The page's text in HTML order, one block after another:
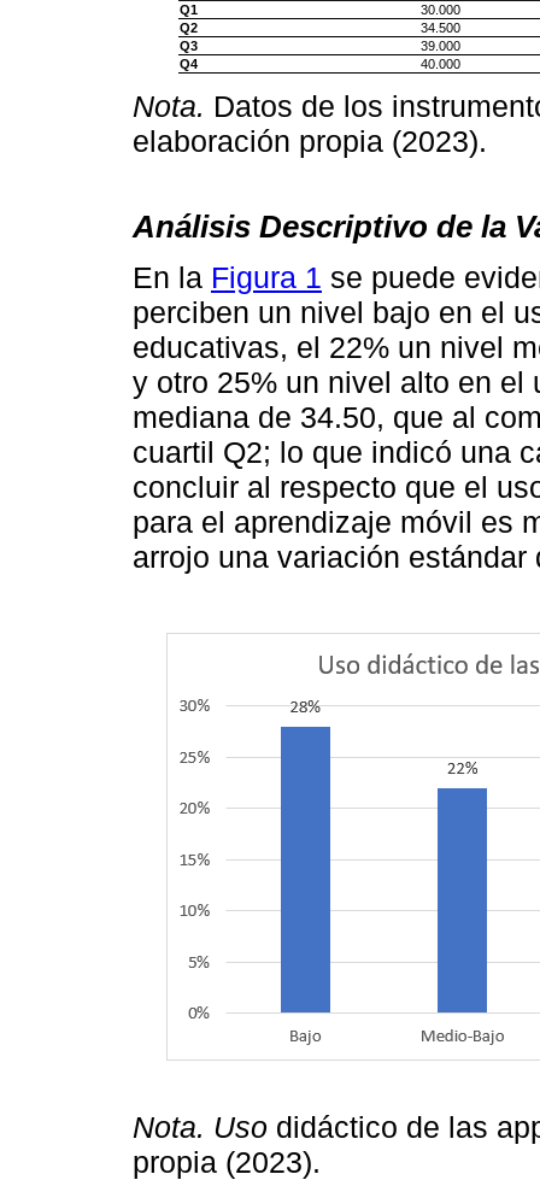
Q1
30.000
Q2
34.500
Q3
39.000
Q4
40.000
Nota. Datos de los
elaboración propia (2023).
Análisis Descriptivo de la
En la Figura 1 se puede
perciben un nivel bajo en el
educativas, el 22% un nivel
y otro 25% un nivel alto en el
mediana de 34.50, que al
cuartil Q2; lo que indicó una
concluir al respecto que el
para el aprendizaje móvil es
arrojo una variación
Nota. Uso didáctico de las
propia (2023).